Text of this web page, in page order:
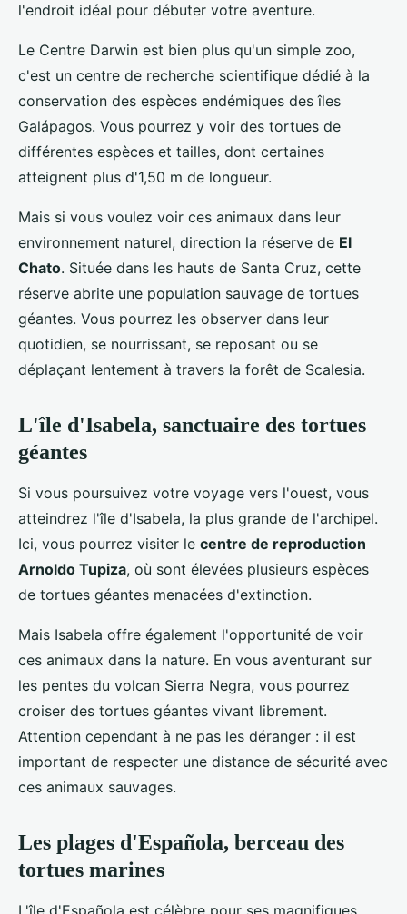
l'endroit idéal pour débuter votre aventure.
Le Centre Darwin est bien plus qu'un simple zoo,
c'est un centre de recherche scientifique dédié à la
conservation des espèces endémiques des îles
Galápagos. Vous pourrez y voir des tortues de
différentes espèces et tailles, dont certaines
atteignent plus d'1,50 m de longueur.
Mais si vous voulez voir ces animaux dans leur
environnement naturel, direction la réserve de El
Chato. Située dans les hauts de Santa Cruz, cette
réserve abrite une population sauvage de tortues
géantes. Vous pourrez les observer dans leur
quotidien, se nourrissant, se reposant ou se
déplaçant lentement à travers la forêt de Scalesia.
L'île d'Isabela, sanctuaire des tortues
géantes
Si vous poursuivez votre voyage vers l'ouest, vous
atteindrez l'île d'Isabela, la plus grande de l'archipel.
Ici, vous pourrez visiter le centre de reproduction
Arnoldo Tupiza, où sont élevées plusieurs espèces
de tortues géantes menacées d'extinction.
Mais Isabela offre également l'opportunité de voir
ces animaux dans la nature. En vous aventurant sur
les pentes du volcan Sierra Negra, vous pourrez
croiser des tortues géantes vivant librement.
Attention cependant à ne pas les déranger : il est
important de respecter une distance de sécurité avec
ces animaux sauvages.
Les plages d'Española, berceau des
tortues marines